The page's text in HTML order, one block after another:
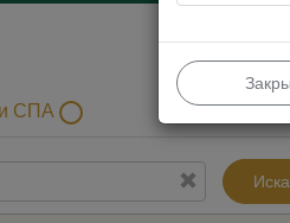
СПА
для лица